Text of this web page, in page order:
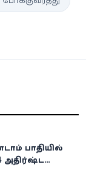
பாதியில்
அதிர்ஷ்ட